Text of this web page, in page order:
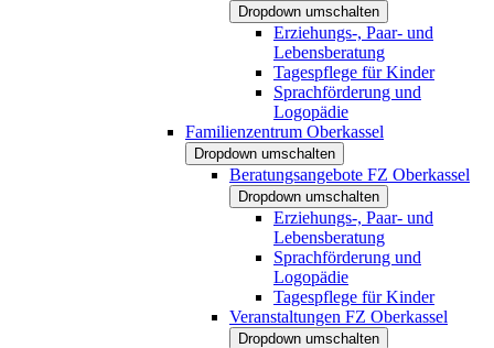
Dropdown umschalten
Erziehungs-, Paar- und
Lebensberatung
Tagespflege für Kinder
Sprachförderung und
Logopädie
Familienzentrum Oberkassel
Dropdown umschalten
Beratungsangebote FZ Oberkassel
Dropdown umschalten
Erziehungs-, Paar- und
Lebensberatung
Sprachförderung und
Logopädie
Tagespflege für Kinder
Veranstaltungen FZ Oberkassel
Dropdown umschalten